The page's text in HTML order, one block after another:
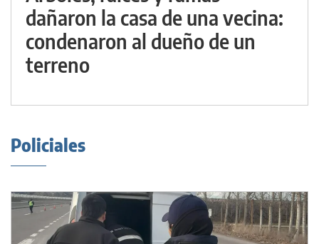
dañaron la casa de una vecina:
condenaron al dueño de un
terreno
Policiales